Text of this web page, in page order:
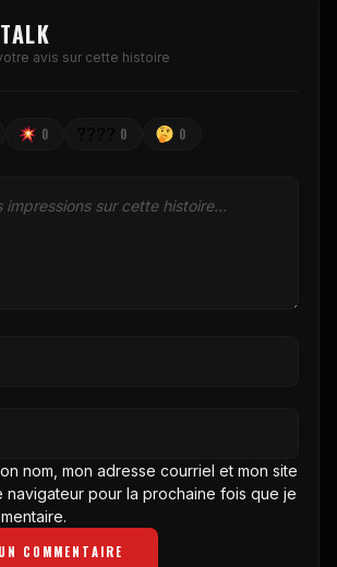
avis sur cette histoire
0 0 0
nom, mon adresse courriel et mon site
navigateur pour la prochaine fois que je
COMMENTAIRE